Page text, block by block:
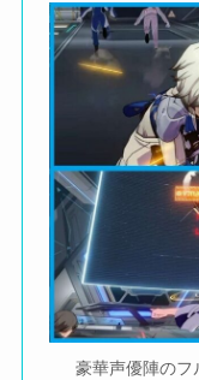
豪華声優陣のフ